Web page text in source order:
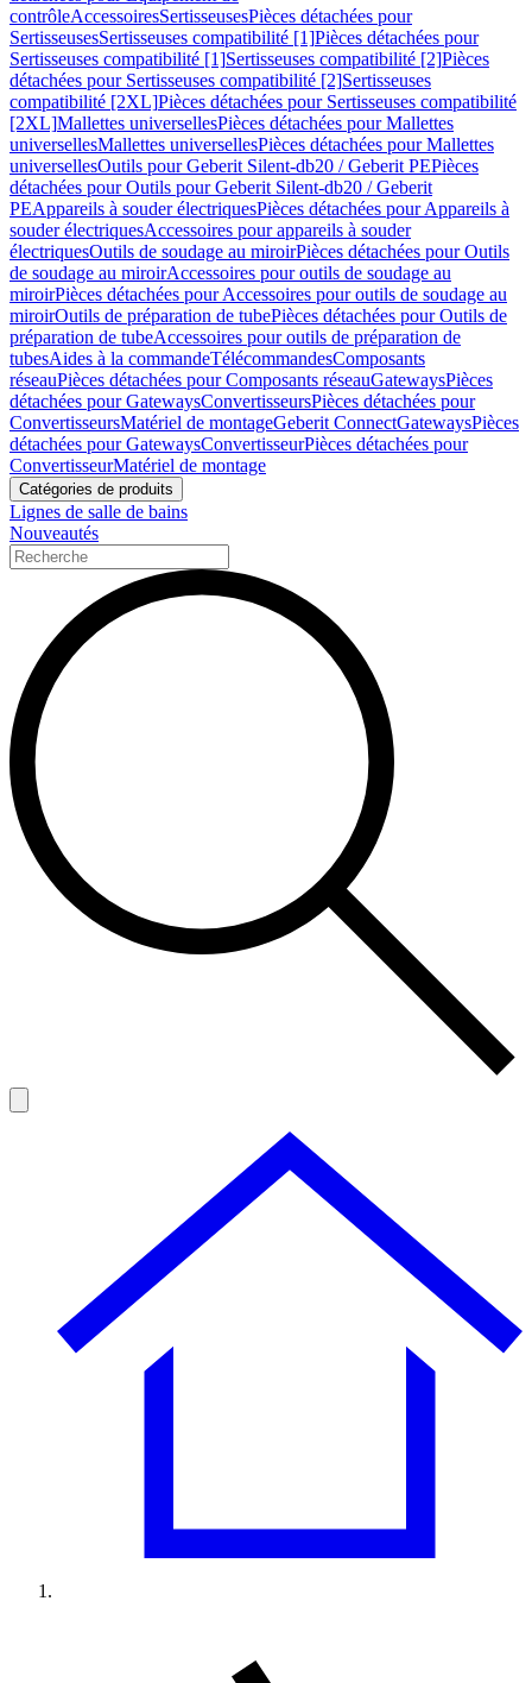
contrôleAccessoiresSertisseusesPièces détachées pour
SertisseusesSertisseuses compatibilité [1]Pièces détachées pour
Sertisseuses compatibilité [1]Sertisseuses compatibilité [2]Pièces
détachées pour Sertisseuses compatibilité [2]Sertisseuses
compatibilité [2XL]Pièces détachées pour Sertisseuses compatibilité
[2XL]Mallettes universellesPièces détachées pour Mallettes
universellesMallettes universellesPièces détachées pour Mallettes
universellesOutils pour Geberit Silent-db20 / Geberit PEPièces
détachées pour Outils pour Geberit Silent-db20 / Geberit
PEAppareils à souder électriquesPièces détachées pour Appareils à
souder électriquesAccessoires pour appareils à souder
électriquesOutils de soudage au miroirPièces détachées pour Outils
de soudage au miroirAccessoires pour outils de soudage au
miroirPièces détachées pour Accessoires pour outils de soudage au
miroirOutils de préparation de tubePièces détachées pour Outils de
préparation de tubeAccessoires pour outils de préparation de
tubesAides à la commandeTélécommandesComposants
réseauPièces détachées pour Composants réseauGatewaysPièces
détachées pour GatewaysConvertisseursPièces détachées pour
ConvertisseursMatériel de montageGeberit ConnectGatewaysPièces
détachées pour GatewaysConvertisseurPièces détachées pour
ConvertisseurMatériel de montage
Catégories de produits
Lignes de salle de bains
Nouveautés